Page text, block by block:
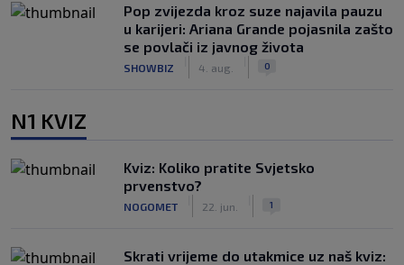
Pop zvijezda kroz suze najavila pauzu
u karijeri: Ariana Grande pojasnila zašto
se povlači iz javnog života
SHOWBIZ 4. aug. 0
N1 KVIZ
Kviz: Koliko pratite Svjetsko
prvenstvo?
NOGOMET 22. jun. 1
Skrati vrijeme do utakmice uz naš kviz: